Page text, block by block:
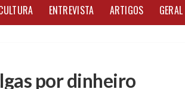
ENTREVISTA ARTIGOS GERAL
por dinheiro